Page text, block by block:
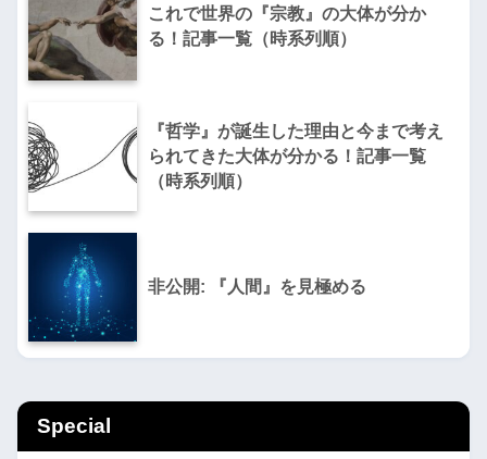
これで世界の『宗教』の大体が分か
る！記事一覧（時系列順）
『哲学』が誕生した理由と今まで考え
られてきた大体が分かる！記事一覧
（時系列順）
非公開: 『人間』を見極める
Special